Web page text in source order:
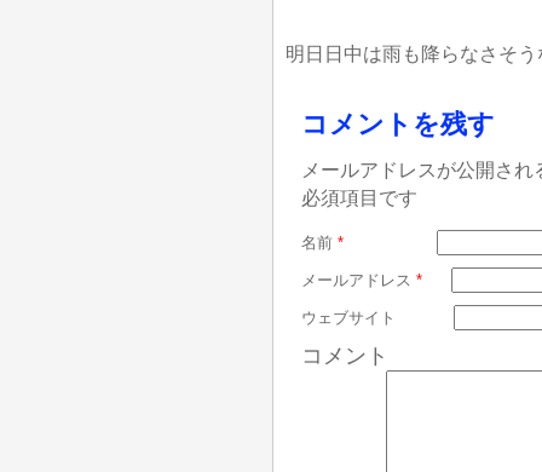
明日日中は雨も降らなさそ
コメントを残す
メールアドレスが公開さ
必須項目です
名前 *
メールアドレス *
ウェブサイト
コメント